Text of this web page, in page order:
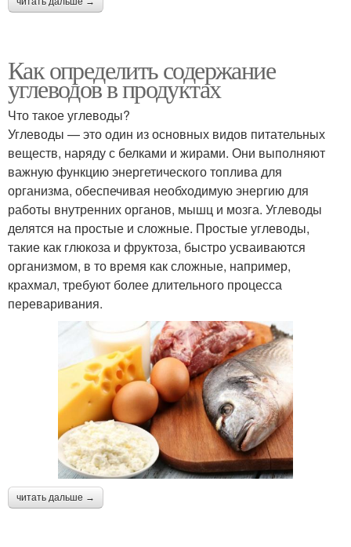
Как определить содержание
углеводов в продуктах
Что такое углеводы?
Углеводы — это один из основных видов питательных
веществ, наряду с белками и жирами. Они выполняют
важную функцию энергетического топлива для
организма, обеспечивая необходимую энергию для
работы внутренних органов, мышц и мозга. Углеводы
делятся на простые и сложные. Простые углеводы,
такие как глюкоза и фруктоза, быстро усваиваются
организмом, в то время как сложные, например,
крахмал, требуют более длительного процесса
переваривания.
читать дальше →